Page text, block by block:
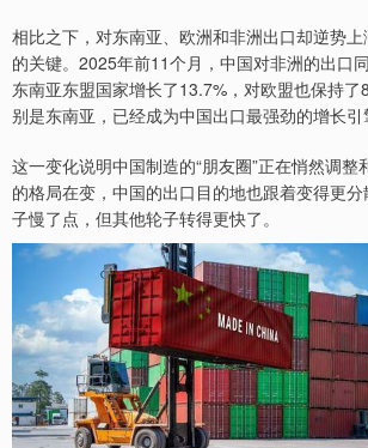
相比之下，对东南亚、欧洲和非洲出口却逆势
的关键。2025年前11个月，中国对非洲的出口
东南亚东盟国家增长了13.7%，对欧盟也保持
别是东南亚，已经成为中国出口最强劲的增长引
这一变化说明中国制造的“朋友圈”正在悄然调整
的格局在变，中国的出口目的地也跟着变得更
子慢了点，但其他轮子转得更快了。